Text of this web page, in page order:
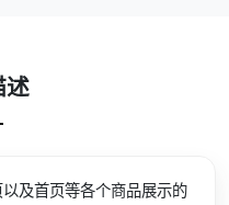
述
及首页等各个商品展示的